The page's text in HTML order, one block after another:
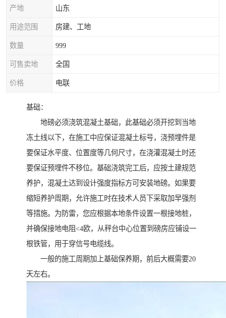
产地 山东
用途范围 房建、工地
数量 999
可售卖地 全国
价格 电联
基础：
地磅必须浇筑混凝土基础，此基础必须开挖到当地
冻土线以下，在施工中应保证混凝土标号，浇预埋件是
要保证水平度、位置度等几何尺寸，在浇灌混凝土时还
要保证预埋件不移位。基础浇筑完工后，应按土建规范
养护，混凝土达到设计强度指标方可安装地磅。如果要
缩短养护周期，允许施工时在技术人员下采取加早强剂
等措施。为防雷，您应根据本地条件设置一根接地桩，
并确保接地电阻<4欧，从秤台中心位置到磅房应铺设一
根铁管，用于穿信号电缆线。
一般的施工周期加上基础保养期，前后大概需要20
天左右。